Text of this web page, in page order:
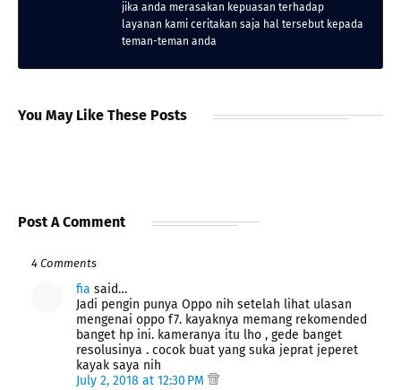
jika anda merasakan kepuasan terhadap
layanan kami ceritakan saja hal tersebut kepada
teman-teman anda
You May Like These Posts
Post A Comment
4 Comments
fia said…
Jadi pengin punya Oppo nih setelah lihat ulasan
mengenai oppo f7. kayaknya memang rekomended
banget hp ini. kameranya itu lho , gede banget
resolusinya . cocok buat yang suka jeprat jeperet
kayak saya nih
July 2, 2018 at 12:30 PM